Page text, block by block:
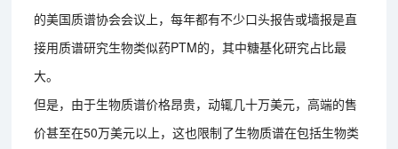
的美国质谱协会会议上，每年都有不少口头报告或墙报是直
接用质谱研究生物类似药PTM的，其中糖基化研究占比最
大。
但是，由于生物质谱价格昂贵，动辄几十万美元，高端的售
价甚至在50万美元以上，这也限制了生物质谱在包括生物类